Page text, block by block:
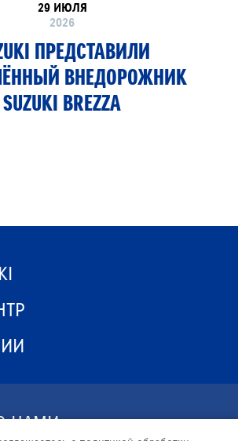
29 ИЮЛЯ
2026
ПРЕДСТАВИЛИ
ВНЕДОРОЖНИК
SUZUKI BREZZA
ЗАПЧАСТЕЙ
НАМИ